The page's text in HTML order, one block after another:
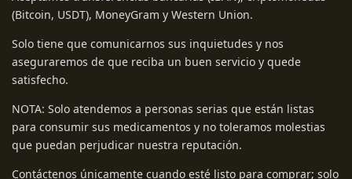
(Bitcoin, USDT), MoneyGram y Western Union.
Solo tiene que comunicarnos sus inquietudes y nos
aseguraremos de que reciba un buen servicio y quede
satisfecho.
NOTA: Solo atendemos a personas serias que están listas
para consumir sus medicamentos y no toleramos molestias
que puedan perjudicar nuestra reputación.
Contáctenos únicamente cuando esté listo para comprar; solo